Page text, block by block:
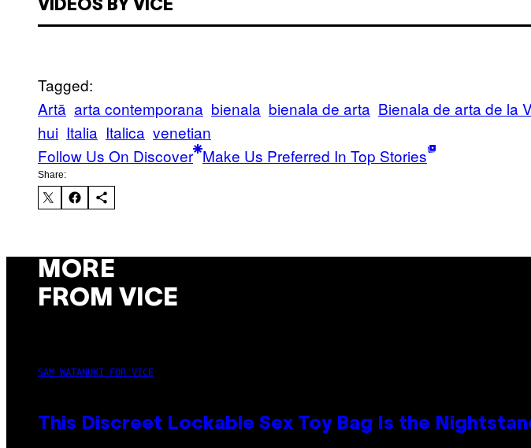
VIDEOS BY VICE
Tagged:
Artă arta contemporana bienala bienala de arta Bienala de arta de la
hui Italia Italica venetian
Follow Us On Discover Make Us Preferred In Top Stories
Share:
MORE
FROM VICE
SAM WATANUKI FOR VICE
This Discreet Lockable Sex Toy Bag Is the